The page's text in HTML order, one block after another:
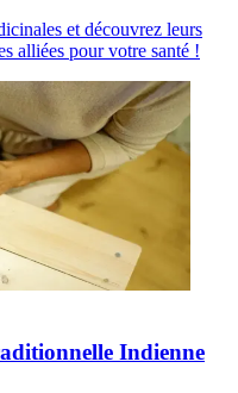
et découvrez leurs
alliées pour votre santé !
Indienne